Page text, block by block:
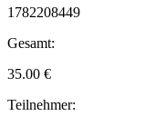
1782208449
Gesamt:
35.00 €
Teilnehmer: